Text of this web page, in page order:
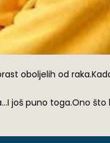
oboljelih od
još puno toga.Ono